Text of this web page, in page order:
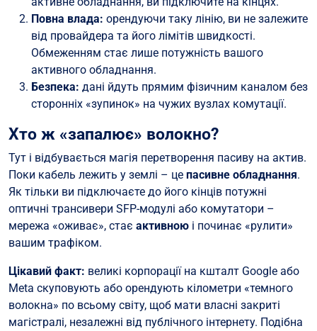
Повна влада: орендуючи таку лінію, ви не залежите
від провайдера та його лімітів швидкості.
Обмеженням стає лише потужність вашого
активного обладнання.
Безпека: дані йдуть прямим фізичним каналом без
сторонніх «зупинок» на чужих вузлах комутації.
Хто ж «запалює» волокно?
Тут і відбувається магія перетворення пасиву на актив.
Поки кабель лежить у землі – це пасивне обладнання.
Як тільки ви підключаєте до його кінців потужні
оптичні трансивери SFP-модулі або комутатори –
мережа «оживає», стає активною і починає «рулити»
вашим трафіком.
Цікавий факт: великі корпорації на кшталт Google або
Meta скуповують або орендують кілометри «темного
волокна» по всьому світу, щоб мати власні закриті
магістралі, незалежні від публічного інтернету. Подібна